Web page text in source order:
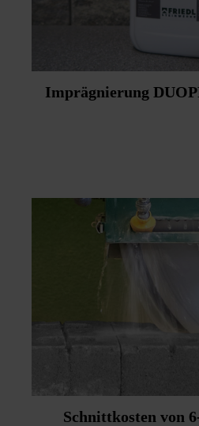
Imprägnierung
Schnittkosten von